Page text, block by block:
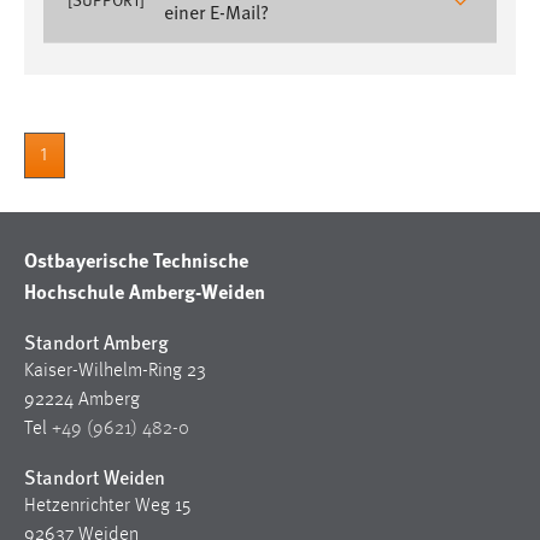
einer E-Mail?
1
Ostbayerische Technische
Hochschule Amberg-Weiden
Standort Amberg
Kaiser-Wilhelm-Ring 23
92224 Amberg
Tel +49 (9621) 482-0
Standort Weiden
Hetzenrichter Weg 15
92637 Weiden
Zweck:
gespeichert, ob man eingeloggt ist.
Sprachpräferenz
Name:
site-language-preference
Das Cookie speichert die gewählte Sprache der Website.
Cookie Laufzeit: